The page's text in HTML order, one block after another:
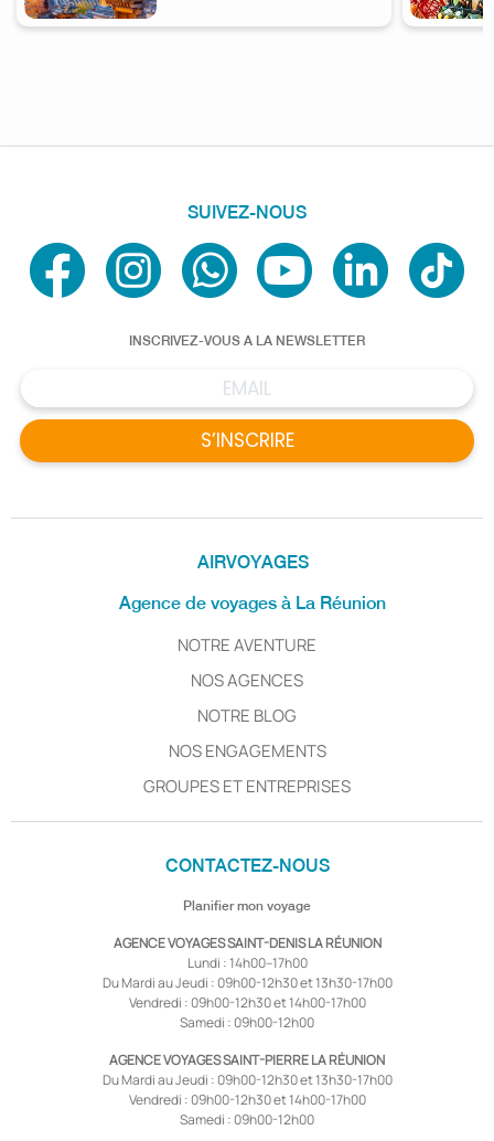
AIRVOYAGES
Agence de voyages à La Réunion
NOTRE AVENTURE
NOS AGENCES
NOTRE BLOG
NOS ENGAGEMENTS
GROUPES ET ENTREPRISES
SUIVEZ-NOUS
INSCRIVEZ-VOUS A LA NEWSLETTER
S’INSCRIRE
CONTACTEZ-NOUS
Planifier mon voyage
AGENCE VOYAGES SAINT-DENIS LA RÉUNION
Lundi : 14h00–17h00
Du Mardi au Jeudi : 09h00-12h30 et 13h30-17h00
Vendredi : 09h00-12h30 et 14h00-17h00
Samedi : 09h00-12h00
AGENCE VOYAGES SAINT-PIERRE LA RÉUNION
Du Mardi au Jeudi : 09h00-12h30 et 13h30-17h00
Vendredi : 09h00-12h30 et 14h00-17h00
Samedi : 09h00-12h00